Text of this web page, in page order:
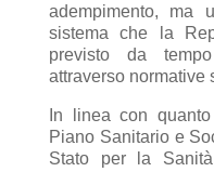
adempimento, ma
sistema che la
previsto da
attraverso normative
In linea con
Piano Sanitario e
Stato per la